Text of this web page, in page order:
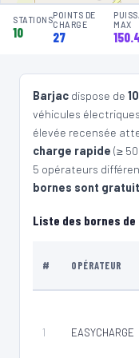
4 SPBR1 | FR*EBN
Réseau eborn/
Recharge gratuite
🏍️ 2 roues
🧭 S'y rendre
EASYCHARGE
ORGNAC L'AVEN -
⚡ 22 kW CCS2 ·
Hutt_Vagnas
STATIONS
10
POINTS DE
CHARGE
27
MAX
Barjac dispose de
véhicules
élevée recensée
charge rapide (≥
5 opérateurs
bornes sont
Liste des bornes
# OPÉRATEUR
1 EASYCHARGE